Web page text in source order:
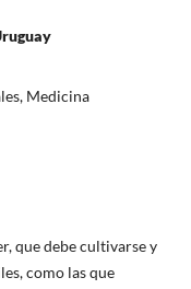
Medicina
que debe cultivarse y
como las que